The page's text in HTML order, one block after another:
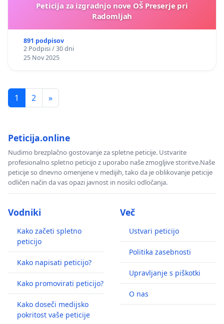
Peticija za izgradnjo nove OŠ Preserje pri
Radomljah
891 podpisov
2 Podpisi / 30 dni
25 Nov 2025
1 2 »
Peticija.online
Nudimo brezplačno gostovanje za spletne peticije. Ustvarite
profesionalno spletno peticijo z uporabo naše zmogljive storitve.Naše
peticije so dnevno omenjene v medijih, tako da je oblikovanje peticije
odličen način da vas opazi javnost in nosilci odločanja.
Vodniki
Kako začeti spletno
peticijo
Kako napisati peticijo?
Kako promovirati peticijo?
Kako doseči medijsko
pokritost vaše peticije
Več
Ustvari peticijo
Politika zasebnosti
Upravljanje s piškotki
O nas